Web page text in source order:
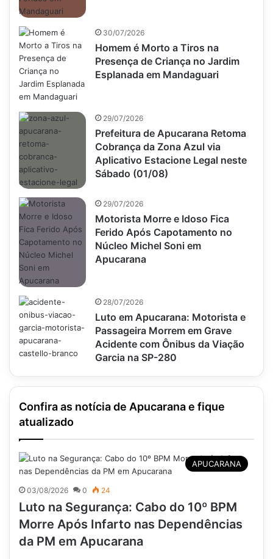
30/07/2026
Homem é Morto a Tiros na
Presença de Criança no Jardim
Esplanada em Mandaguari
29/07/2026
Prefeitura de Apucarana Retoma
Cobrança da Zona Azul via
Aplicativo Estacione Legal neste
Sábado (01/08)
29/07/2026
Motorista Morre e Idoso Fica
Ferido Após Capotamento no
Núcleo Michel Soni em
Apucarana
28/07/2026
Luto em Apucarana: Motorista e
Passageira Morrem em Grave
Acidente com Ônibus da Viação
Garcia na SP-280
Confira as notícia de Apucarana e fique
atualizado
APUCARANA
03/08/2026 0 24
Luto na Segurança: Cabo do 10º BPM
Morre Após Infarto nas Dependências
da PM em Apucarana